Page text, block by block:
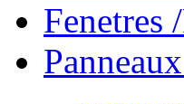
Fenetres